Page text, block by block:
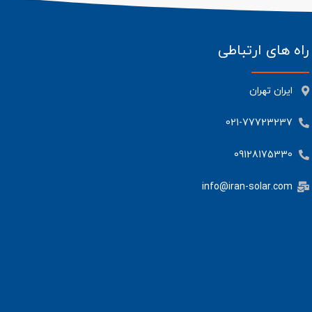
راه های ارتباطی
ایران تهران
021-77723237
09128175330
info@iran-solar.com